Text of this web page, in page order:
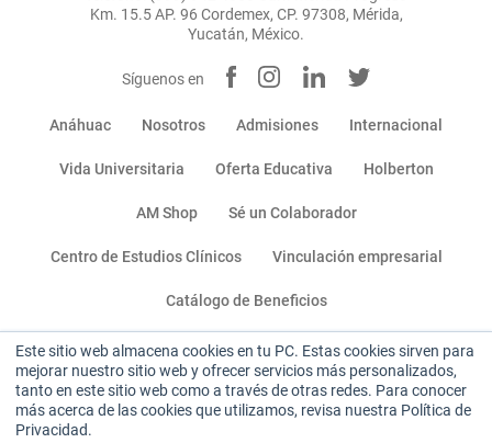
Este sitio web almacena cookies en tu PC. Estas cookies sirven para
mejorar nuestro sitio web y ofrecer servicios más personalizados,
tanto en este sitio web como a través de otras redes. Para conocer
más acerca de las cookies que utilizamos, revisa nuestra Política de
Privacidad.
Km. 15.5 AP. 96 Cordemex, CP. 97308, Mérida,
Yucatán, México.
Síguenos en
Anáhuac Nosotros Admisiones Internacional
Vida Universitaria Oferta Educativa Holberton
AM Shop Sé un Colaborador
Centro de Estudios Clínicos Vinculación empresarial
Catálogo de Beneficios
Miembro de: